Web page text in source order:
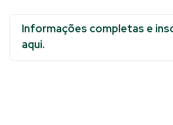
Informações completas e
aqui.